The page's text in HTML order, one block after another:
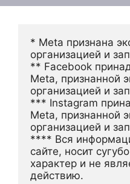
* Meta признана
организацией и
** Facebook
Meta, признанной
организацией и
*** Instagram
Meta, признанной
организацией и
**** Вся
сайте, носит
характер и не
действию.